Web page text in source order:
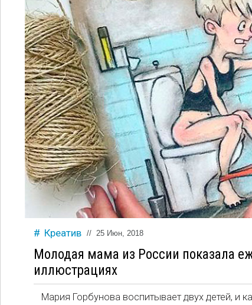
Креатив // 25 Июн, 2018
Молодая мама из России показала
иллюстрациях
Мария Горбунова воспитывает двух детей, и